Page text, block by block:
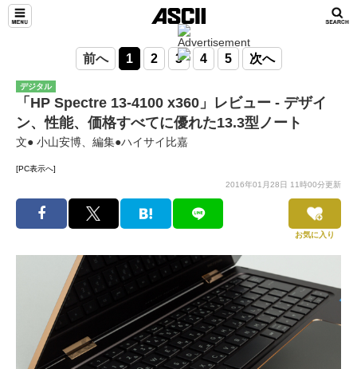
前へ 1 2 3 4 5 次へ
デジタル
「HP Spectre 13-4100 x360」レビュー - デザイ
ン、性能、価格すべてに優れた13.3型ノート
文● 小山安博、編集●ハイサイ比嘉
[PC表示へ]
2016年01月28日 11時00分更新
お気に入り